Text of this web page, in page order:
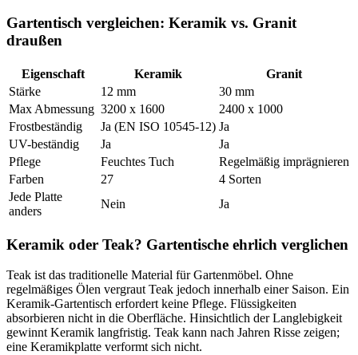
Gartentisch vergleichen: Keramik vs. Granit
draußen
Eigenschaft Keramik
Granit
Stärke
12 mm
30 mm
Max Abmessung 3200 x 1600
2400 x 1000
Frostbeständig
Ja (EN ISO 10545-12) Ja
UV-beständig
Ja
Ja
Pflege
Feuchtes Tuch
Regelmäßig imprägnieren
Farben
27
4 Sorten
Jede Platte
anders
Nein Ja
Keramik oder Teak? Gartentische ehrlich verglichen
Teak ist das traditionelle Material für Gartenmöbel. Ohne
regelmäßiges Ölen vergraut Teak jedoch innerhalb einer Saison. Ein
Keramik-Gartentisch erfordert keine Pflege. Flüssigkeiten
absorbieren nicht in die Oberfläche. Hinsichtlich der Langlebigkeit
gewinnt Keramik langfristig. Teak kann nach Jahren Risse zeigen;
eine Keramikplatte verformt sich nicht.